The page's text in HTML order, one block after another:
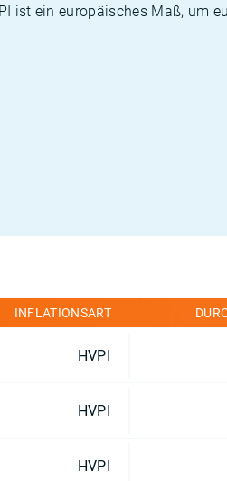
ist ein europäisches Maß, um
INFLATIONSART
HVPI
HVPI
HVPI